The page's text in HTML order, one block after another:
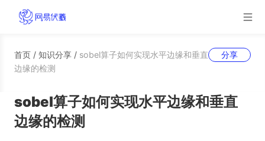
首页 / 知识分享 / sobel算子如何实现水平边缘和垂直
边缘的检测
分享
sobel算子如何实现水平边缘和垂直
边缘的检测